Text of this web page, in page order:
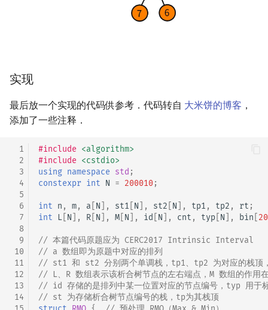
实现
最后放一个实现的代码供参考．代码转自 大米饼的博客 ，
添加了一些注释．
  1
  2
  3
  4
  5
  6
  7
  8
  9
10
11
12
13
14
#include <algorithm>
#include <cstdio>
using namespace std ;
constexpr int N = 200010;
int n , m, a N ], st1 N ], st2 N ], tp1 , tp2 , rt ;
int L N ], R N ], M N ], id N ], cnt , typ N ], bin 20
// 本篇代码原题应为 CERC2017 Intrinsic Interval
// a 数组即为原题中对应的排列
// st1 和 st2 分别两个单调栈，tp1、tp2 为对应的栈顶
// L、R 数组表示该析合树节点的左右端点，M 数组的作用
// id 存储的是排列中某一位置对应的节点编号，typ 用于
// st 为存储析合树节点编号的栈，tp为其栈顶